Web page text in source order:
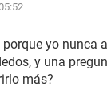
yo nunca
y una
más?